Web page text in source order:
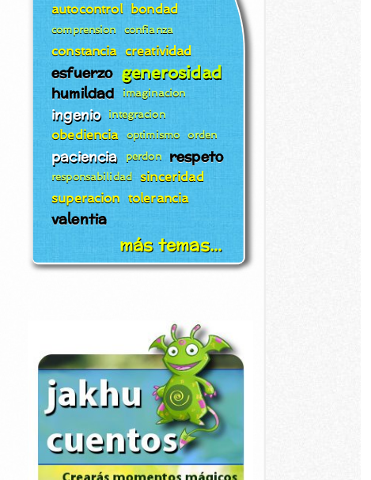
autocontrol bondad
comprension confianza
constancia creatividad
esfuerzo generosidad
humildad imaginacion
ingenio integracion
obediencia optimismo orden
paciencia perdon respeto
responsabilidad sinceridad
superacion tolerancia
valentia
más temas...